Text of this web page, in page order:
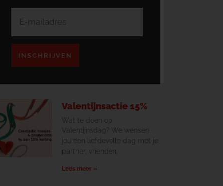
INSCHRIJVEN
Valentijnsactie 15%
Wat te doen op
Valentijnsdag? We wensen
jou een liefdevolle dag met je
partner, vrienden,
Lees meer »